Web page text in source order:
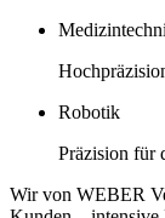
Robotik
Präzision für
Wir von WEBER